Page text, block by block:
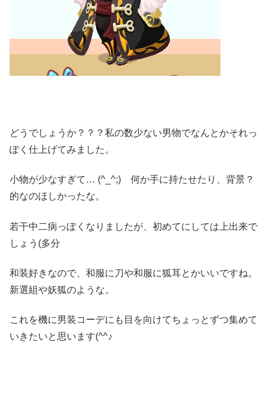
どうでしょうか？？？私の数少ない男物でなんとかそれっ
ぽく仕上げてみました。
小物が少なすぎて… (^_^;) 何か手に持たせたり、背景？
的なのほしかったな。
若干中二病っぽくなりましたが、初めてにしては上出来で
しょう(多分
和装好きなので、和服に刀や和服に狐耳とかいいですね。
新選組や妖狐のような。
これを機に男装コーデにも目を向けてちょっとずつ集めて
いきたいと思います(^^♪